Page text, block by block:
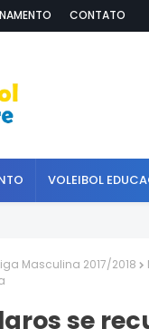
CONTATO
VOLEIBOL
Masculina 2017/2018
se